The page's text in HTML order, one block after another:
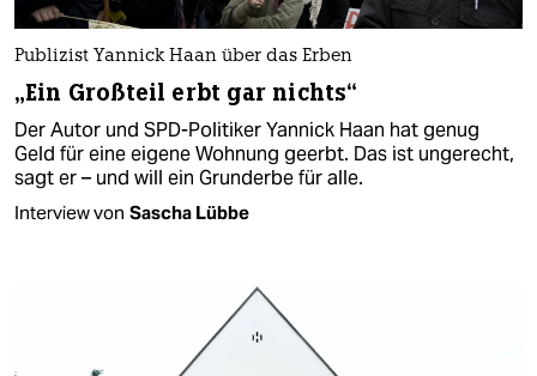
Publizist Yannick Haan über das Erben
„Ein Großteil erbt gar nichts“
Der Autor und SPD-Politiker Yannick Haan hat genug
Geld für eine eigene Wohnung geerbt. Das ist ungerecht,
sagt er – und will ein Grunderbe für alle.
Interview von Sascha Lübbe